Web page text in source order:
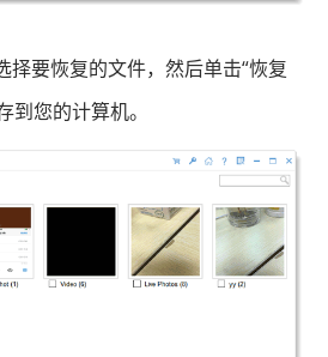
择要恢复的文件，然后单击“恢复
到您的计算机。